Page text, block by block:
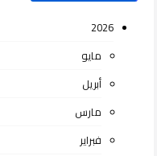
2026
مايو
أبريل
مارس
فبراير